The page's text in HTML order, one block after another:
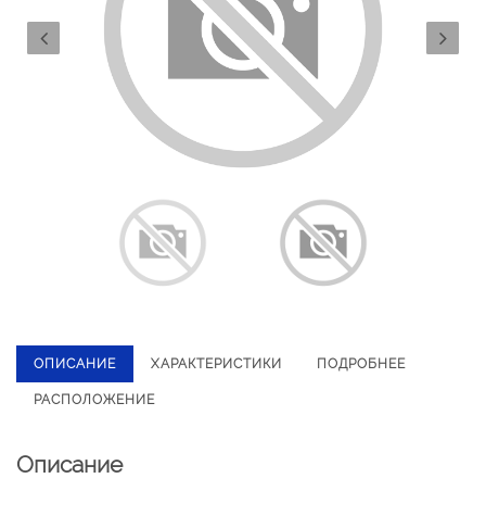
ОПИСАНИЕ ХАРАКТЕРИСТИКИ ПОДРОБНЕЕ
РАСПОЛОЖЕНИЕ
Описание